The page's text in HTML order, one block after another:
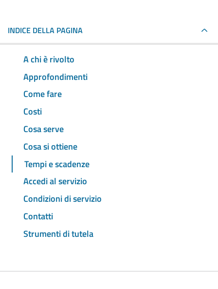
INDICE DELLA PAGINA
A chi è rivolto
Approfondimenti
Come fare
Costi
Cosa serve
Cosa si ottiene
Tempi e scadenze
Accedi al servizio
Condizioni di servizio
Contatti
Strumenti di tutela